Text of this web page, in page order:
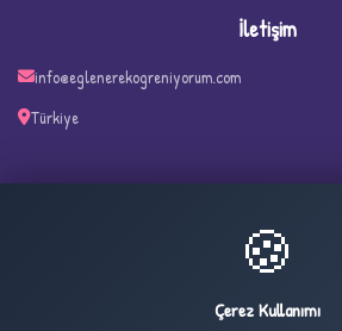
✧
İletişim
info@eglenerekogreniyorum.com
Türkiye
🍪
Çerez Kullanımı